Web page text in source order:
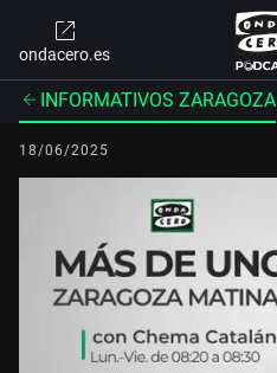
ondacero.es
INFORMATIVOS ZARAGOZA
18/06/2025